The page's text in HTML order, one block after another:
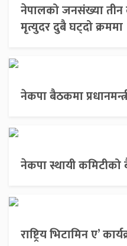
नेपालको जनसंख्या तीन
मृत्युदर दुबै घट्दो क्रममा
नेकपा बैठकमा
नेकपा स्थायी
राष्ट्रिय भिटामिन ए’